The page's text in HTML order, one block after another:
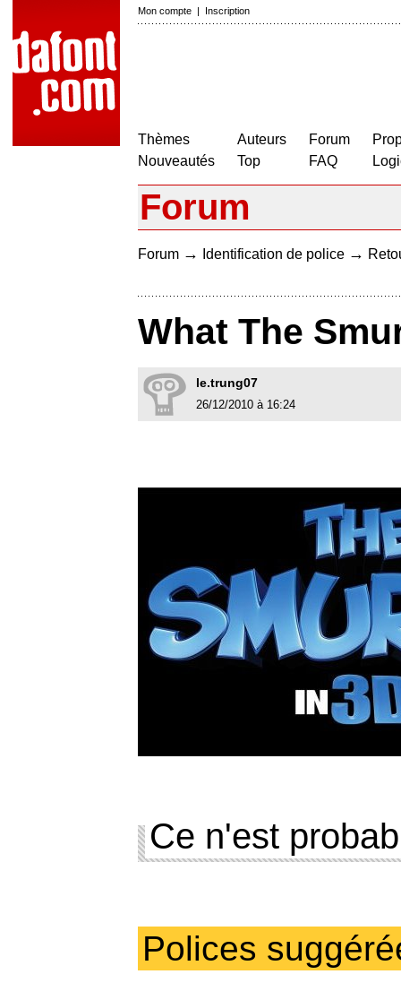
Mon compte | Inscription
Thèmes
Nouveautés
Auteurs
Top
Forum
FAQ
Forum
Forum → Identification de police →
What The
le.trung07
26/12/2010 à 16:24
Ce n'est
Polices